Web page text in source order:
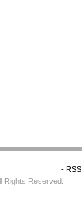
- RSS
Rights Reserved.